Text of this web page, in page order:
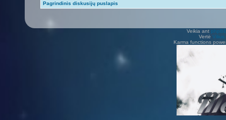
Pagrindinis diskusijų puslapis
Veikia ant
Vertė Vilius
Karma functions